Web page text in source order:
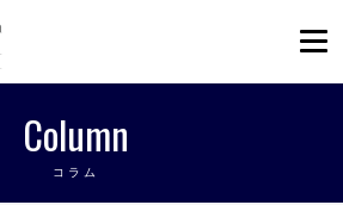
リノベーションを福岡で。
Column
コラム